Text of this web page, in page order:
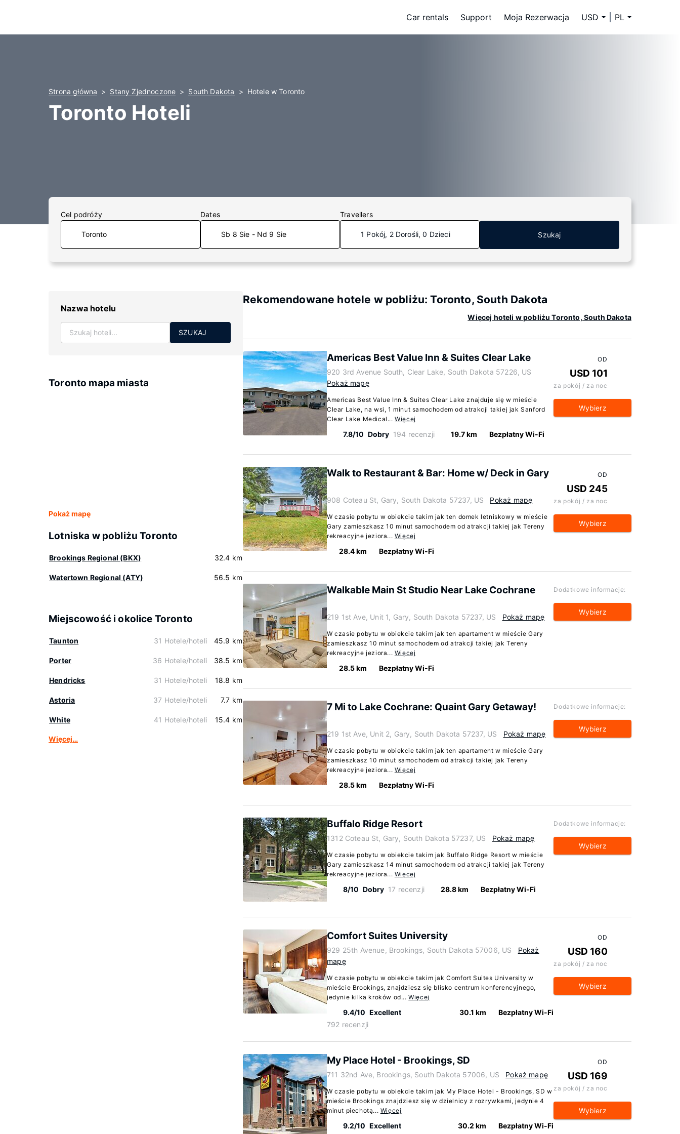
Car rentals Support Moja Rezerwacja USD PL
Strona główna Stany Zjednoczone South Dakota Hotele w Toronto
Toronto Hoteli
Cel podróży Dates
Sb 8 Sie - Nd 9 Sie
Travellers
1 Pokój, 2 Dorośli, 0 Dzieci Szukaj
Nazwa hotelu
SZUKAJ
Toronto mapa miasta
Pokaż mapę
Lotniska w pobliżu Toronto
Brookings Regional (BKX) 32.4 km
Watertown Regional (ATY) 56.5 km
Miejscowość i okolice Toronto
Taunton 31 Hotele/hoteli 45.9 km
Porter 36 Hotele/hoteli 38.5 km
Hendricks 31 Hotele/hoteli 18.8 km
Astoria 37 Hotele/hoteli 7.7 km
White 41 Hotele/hoteli 15.4 km
Więcej…
Rekomendowane hotele w pobliżu: Toronto, South Dakota
Więcej hoteli w pobliżu Toronto, South Dakota
Americas Best Value Inn & Suites Clear Lake
920 3rd Avenue South, Clear Lake, South Dakota 57226, US
Pokaż mapę
Americas Best Value Inn & Suites Clear Lake znajduje się w mieście
Clear Lake, na wsi, 1 minut samochodem od atrakcji takiej jak Sanford
Clear Lake Medical...Więcej
7.8/10 Dobry 194 recenzji 19.7 km Bezpłatny Wi-Fi
OD
USD 101
za pokój / za noc
Wybierz
Walk to Restaurant & Bar: Home w/ Deck in Gary
908 Coteau St, Gary, South Dakota 57237, US Pokaż mapę
W czasie pobytu w obiekcie takim jak ten domek letniskowy w mieście
Gary zamieszkasz 10 minut samochodem od atrakcji takiej jak Tereny
rekreacyjne jeziora... Więcej
28.4 km Bezpłatny Wi-Fi
OD
USD 245
za pokój / za noc
Wybierz
Walkable Main St Studio Near Lake Cochrane
219 1st Ave, Unit 1, Gary, South Dakota 57237, US Pokaż mapę
W czasie pobytu w obiekcie takim jak ten apartament w mieście Gary
zamieszkasz 10 minut samochodem od atrakcji takiej jak Tereny
rekreacyjne jeziora... Więcej
28.5 km Bezpłatny Wi-Fi
Dodatkowe informacje:
Wybierz
7 Mi to Lake Cochrane: Quaint Gary Getaway!
219 1st Ave, Unit 2, Gary, South Dakota 57237, US Pokaż mapę
W czasie pobytu w obiekcie takim jak ten apartament w mieście Gary
zamieszkasz 10 minut samochodem od atrakcji takiej jak Tereny
rekreacyjne jeziora... Więcej
28.5 km Bezpłatny Wi-Fi
Dodatkowe informacje:
Wybierz
Buffalo Ridge Resort
1312 Coteau St, Gary, South Dakota 57237, US Pokaż mapę
W czasie pobytu w obiekcie takim jak Buffalo Ridge Resort w mieście
Gary zamieszkasz 14 minut samochodem od atrakcji takiej jak Tereny
rekreacyjne jeziora... Więcej
8/10 Dobry 17 recenzji 28.8 km Bezpłatny Wi-Fi
Dodatkowe informacje:
Wybierz
Comfort Suites University
929 25th Avenue, Brookings, South Dakota 57006, US
Pokaż
mapę
W czasie pobytu w obiekcie takim jak Comfort Suites University w
mieście Brookings, znajdziesz się blisko centrum konferencyjnego,
jedynie kilka kroków od...Więcej
9.4/10 Excellent
792 recenzji
30.1 km Bezpłatny Wi-Fi
OD
USD 160
za pokój / za noc
Wybierz
My Place Hotel - Brookings, SD
711 32nd Ave, Brookings, South Dakota 57006, US Pokaż mapę
W czasie pobytu w obiekcie takim jak My Place Hotel - Brookings, SD w
mieście Brookings znajdziesz się w dzielnicy z rozrywkami, jedynie 4
minut piechotą... Więcej
9.2/10 Excellent
30.2 km Bezpłatny Wi-Fi
OD
USD 169
za pokój / za noc
Wybierz